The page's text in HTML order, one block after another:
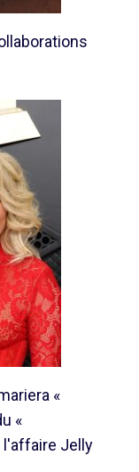
«
«
l'affaire Jelly